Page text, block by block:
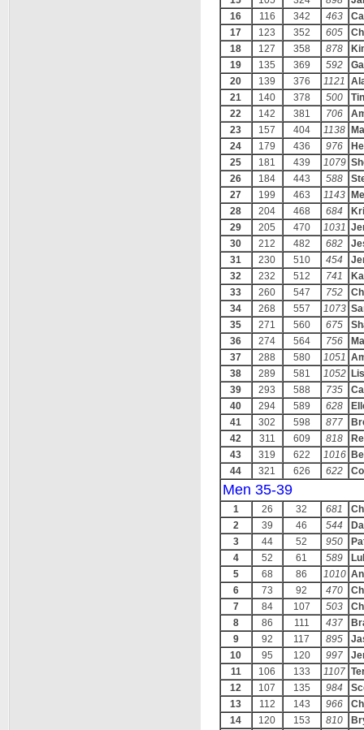
16
116 342 463
17
123 352 605
18
127 358 878
19
135 369 592
20
139 376 1121
21
140 378 500
22
142 381 706
23
157 404 1138
24
179 436 976
25
181 439 1079
26
184 443 588
27
199 463 1143
28
204 468 684
29
205 470 1031
30
212 482 682
31
230 510 454
32
232 512 741
33
260 547 752
34
268 557 1073
35
271 560 675
36
274 564 756
37
288 580 1051
38
289 581 1052
39
293 588 735
40
294 589 628
41
302 598 877
42
311 609 818
43
319 622 1016
44
321 626 622
Men 35-39
1 26 32 681
2
39 46 544
3
44 52 950
4
52 61 589
5
68 86 1010
6
73 92 470
7
84 107 503
8
86 111 437
9
92 117 895
10
95 120 997
11
106 133 1107
12
107 135 984
13
112 143 966
14
120 153 810